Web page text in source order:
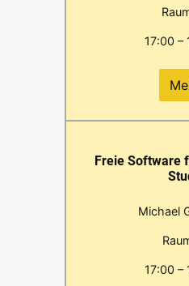
17:00 –
Freie Software
Michael
17:00 –